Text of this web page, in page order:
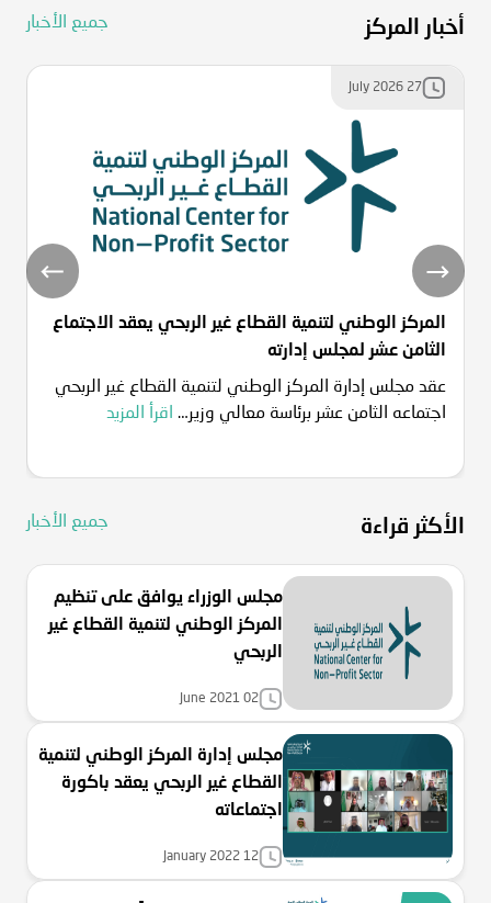
أخبار المركز جميع الأخبار
July 2026 27
المركز الوطني لتنمية القطاع غير الربحي يعقد الاجتماع
الثامن عشر لمجلس إدارته
عقد مجلس إدارة المركز الوطني لتنمية القطاع غير الربحي
اجتماعه الثامن عشر برئاسة معالي وزير…
اقرأ المزيد
الأكثر قراءة جميع الأخبار
مجلس الوزراء يوافق على تنظيم
المركز الوطني لتنمية القطاع غير
الربحي
June 2021 02
مجلس إدارة المركز الوطني لتنمية
القطاع غير الربحي يعقد باكورة
اجتماعاته
January 2022 12